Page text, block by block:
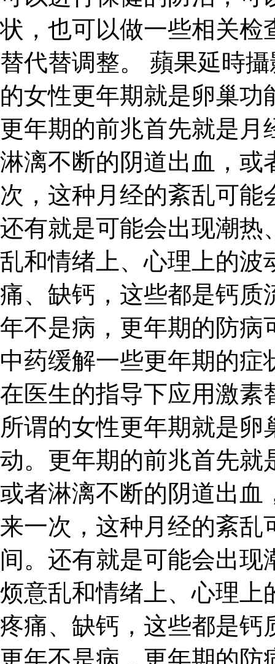
状，也可以做一些相关检
替代替调整。 蘋果延時
的女性更年期就是卵巢
更年期的前兆首先就是月
淋漓不断的阴道出血，或
次，这种月经的紊乱可
还有就是可能会出现潮热
乱和情绪上、心理上的波
痛、缺钙，这些都是钙质
年不是病，更年期的防病
中药缓解一些更年期的
在医生的指导下应用激素
所谓的女性更年期就是
动。更年期的前兆首先就
或者淋漓不断的阴道出血
来一次，这种月经的紊乱
间。还有就是可能会出
烦意乱和情绪上、心理上
疼痛、缺钙，这些都是钙
更年不是病，更年期的防